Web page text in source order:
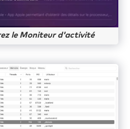
le Moniteur d'activité